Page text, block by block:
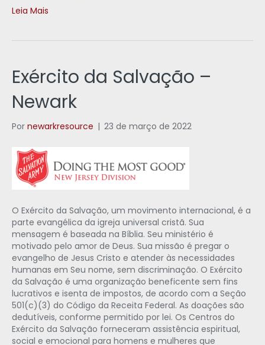
Leia Mais
Exército da Salvação –
Newark
Por newarkresource | 23 de março de 2022
O Exército da Salvação, um movimento internacional, é a
parte evangélica da igreja universal cristã. Sua
mensagem é baseada na Bíblia. Seu ministério é
motivado pelo amor de Deus. Sua missão é pregar o
evangelho de Jesus Cristo e atender às necessidades
humanas em Seu nome, sem discriminação. O Exército
da Salvação é uma organização beneficente sem fins
lucrativos e isenta de impostos, de acordo com a Seção
501(c)(3) do Código da Receita Federal. As doações são
dedutíveis, conforme permitido por lei. Os Centros do
Exército da Salvação forneceram assistência espiritual,
social e emocional para homens e mulheres que